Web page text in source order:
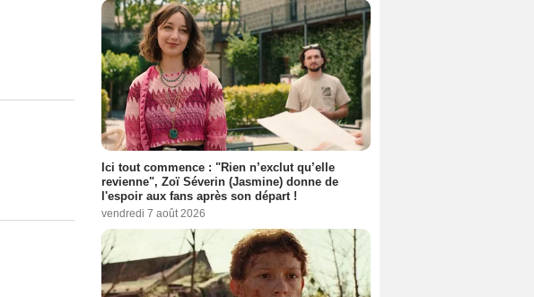
Ici tout commence : "Rien n’exclut qu’elle
revienne", Zoï Séverin (Jasmine) donne de
l'espoir aux fans après son départ !
vendredi 7 août 2026